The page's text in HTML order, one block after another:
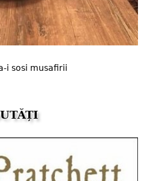
i sosi musafirii